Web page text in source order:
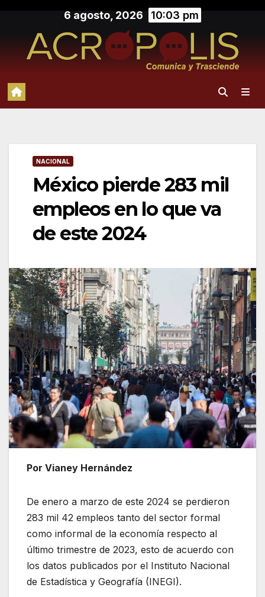
contenido
6 agosto, 2026 10:03 pm
NACIONAL
México pierde 283 mil
empleos en lo que va
de este 2024
Por Vianey Hernández
De enero a marzo de este 2024 se perdieron
283 mil 42 empleos tanto del sector formal
como informal de la economía respecto al
último trimestre de 2023, esto de acuerdo con
los datos publicados por el Instituto Nacional
de Estadística y Geografía (INEGI).